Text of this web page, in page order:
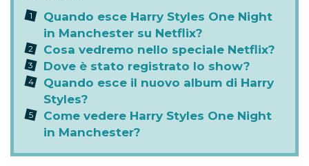
Quando esce Harry Styles One Night
in Manchester su Netflix?
Cosa vedremo nello speciale Netflix?
Dove è stato registrato lo show?
Quando esce il nuovo album di Harry
Styles?
Come vedere Harry Styles One Night
in Manchester?